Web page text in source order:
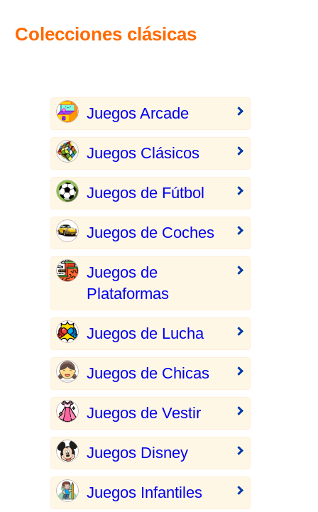
Colecciones clásicas
Juegos Arcade
Juegos Clásicos
Juegos de Fútbol
Juegos de Coches
Juegos de
Plataformas
Juegos de Lucha
Juegos de Chicas
Juegos de Vestir
Juegos Disney
Juegos Infantiles